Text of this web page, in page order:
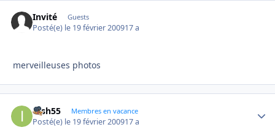
Invité Guests
Posté(e) le 19 février 200917 a
merveilleuses photos
irish55 Membres en vacance
Posté(e) le 19 février 200917 a